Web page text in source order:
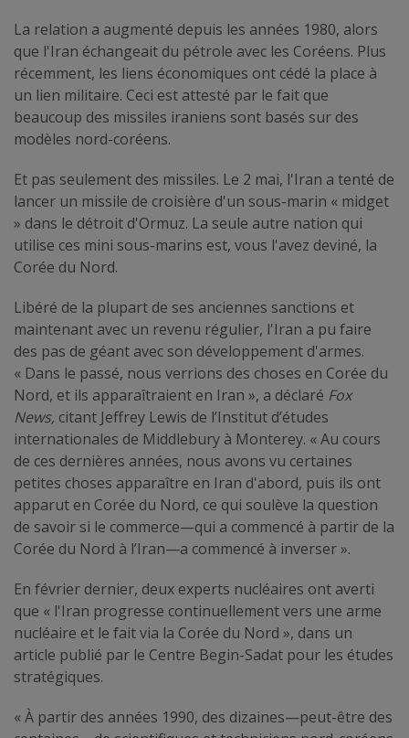
La relation a augmenté depuis les années 1980, alors
que l'Iran échangeait du pétrole avec les Coréens. Plus
récemment, les liens économiques ont cédé la place à
un lien militaire. Ceci est attesté par le fait que
beaucoup des missiles iraniens sont basés sur des
modèles nord-coréens.
Et pas seulement des missiles. Le 2 mai, l'Iran a tenté de
lancer un missile de croisière d'un sous-marin « midget
» dans le détroit d'Ormuz. La seule autre nation qui
utilise ces mini sous-marins est, vous l'avez deviné, la
Corée du Nord.
Libéré de la plupart de ses anciennes sanctions et
maintenant avec un revenu régulier, l'Iran a pu faire
des pas de géant avec son développement d'armes.
« Dans le passé, nous verrions des choses en Corée du
Nord, et ils apparaîtraient en Iran », a déclaré Fox
News, citant Jeffrey Lewis de l’Institut d’études
internationales de Middlebury à Monterey. « Au cours
de ces dernières années, nous avons vu certaines
petites choses apparaître en Iran d'abord, puis ils ont
apparut en Corée du Nord, ce qui soulève la question
de savoir si le commerce—qui a commencé à partir de la
Corée du Nord à l’Iran—a commencé à inverser ».
En février dernier, deux experts nucléaires ont averti
que « l'Iran progresse continuellement vers une arme
nucléaire et le fait via la Corée du Nord », dans un
article publié par le Centre Begin-Sadat pour les études
stratégiques.
« À partir des années 1990, des dizaines—peut-être des